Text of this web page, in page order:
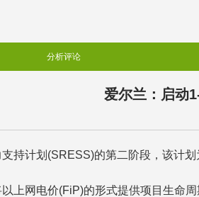
分析评论
爱尔兰：启动
持计划(SRESS)的第二阶段，该计
上网电价(FiP)的形式提供项目生命周